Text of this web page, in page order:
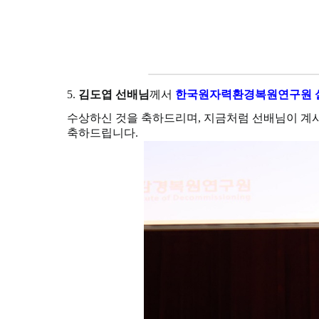
5. 김도엽 선배님께서 한국원자력환경복원연구원
수상하신 것을 축하드리며, 지금처럼 선배님이
축하드립니다.